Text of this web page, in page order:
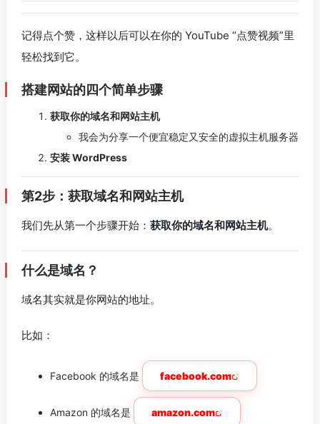
记得点个赞，这样以后可以在你的 YouTube “点赞视频”里
轻松找到它。
搭建网站的四个简单步骤
获取你的域名和网站主机
我会为分享一个便宜稳定又安全的虚拟主机服务器
安装 WordPress
第2步：获取域名和网站主机
我们先从第一个步骤开始： 获取你的域名和网站主机。
什么是域名？
域名其实就是你网站的地址。
比如：
Facebook 的域名是 facebook.com
Amazon 的域名是 amazon.com